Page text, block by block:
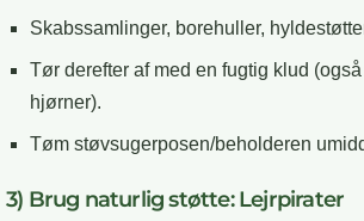
Skabssamlinger, borehuller,
Tør derefter af med en fugtig klud
hjørner).
Tøm støvsugerposen/beholderen
3) Brug naturlig støtte: Lejrpirater